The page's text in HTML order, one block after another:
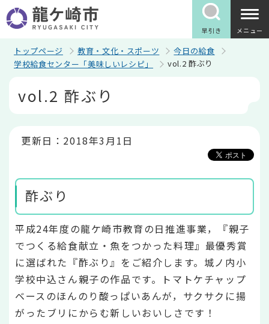
の
ペ
早引き メニュー
トップページ 教育・文化・スポーツ
今日の給食
学校給食センター「美味しいレシピ」
vol.2 酢ぶり
vol.2 酢ぶり
更新日：2018年3月1日
酢ぶり
平成24年度の龍ケ崎市教育の日推進事業，『親子
でつくる給食献立・魚をつかった料理』最優秀賞
に選ばれた『酢ぶり』をご紹介します。城ノ内小
学校中込さん親子の作品です。トマトケチャップ
ベースのほんのり酸っぱいあんが，サクサクに揚
がったブリにからむ新しいおいしさです！